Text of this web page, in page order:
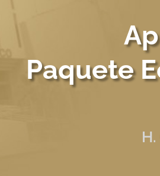
Paquete